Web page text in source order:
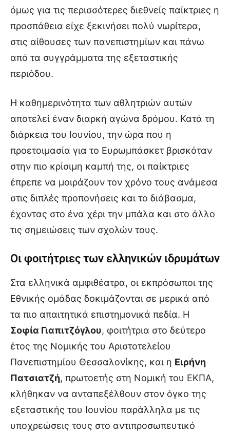
όμως για τις περισσότερες διεθνείς παίκτριες η
προσπάθεια είχε ξεκινήσει πολύ νωρίτερα,
στις αίθουσες των πανεπιστημίων και πάνω
από τα συγγράμματα της εξεταστικής
περιόδου.
Η καθημερινότητα των αθλητριών αυτών
αποτελεί έναν διαρκή αγώνα δρόμου. Κατά τη
διάρκεια του Ιουνίου, την ώρα που η
προετοιμασία για το Ευρωμπάσκετ βρισκόταν
στην πιο κρίσιμη καμπή της, οι παίκτριες
έπρεπε να μοιράζουν τον χρόνο τους ανάμεσα
στις διπλές προπονήσεις και το διάβασμα,
έχοντας στο ένα χέρι την μπάλα και στο άλλο
τις σημειώσεις των σχολών τους.
Οι φοιτήτριες των ελληνικών ιδρυμάτων
Στα ελληνικά αμφιθέατρα, οι εκπρόσωποι της
Εθνικής ομάδας δοκιμάζονται σε μερικά από
τα πιο απαιτητικά επιστημονικά πεδία. Η
Σοφία Γιαπιτζόγλου, φοιτήτρια στο δεύτερο
έτος της Νομικής του Αριστοτελείου
Πανεπιστημίου Θεσσαλονίκης, και η Ειρήνη
Πατσιατζή, πρωτοετής στη Νομική του ΕΚΠΑ,
κλήθηκαν να ανταπεξέλθουν στον όγκο της
εξεταστικής του Ιουνίου παράλληλα με τις
υποχρεώσεις τους στο αντιπροσωπευτικό